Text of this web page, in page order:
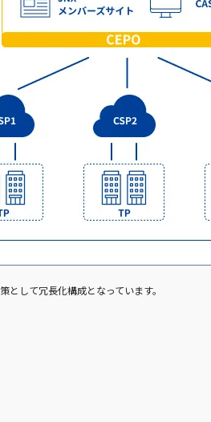
として冗長化構成となっています。